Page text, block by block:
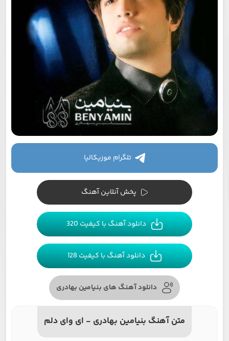
تلگرام موزیکالیا
پخش آنلاین آهنگ
دانلود آهنگ با کیفیت 320
دانلود آهنگ با کیفیت 128
دانلود آهنگ های بنیامین بهادری
متن آهنگ بنیامین بهادری - ای وای دلم